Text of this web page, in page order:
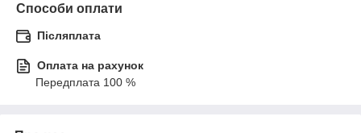
Способи оплати
Післяплата
Оплата на рахунок
Передплата 100 %